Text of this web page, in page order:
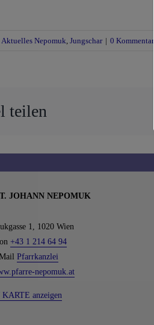
Aktuelles Nepomuk Jungschar | 0 Kommentare
teilen
JOHANN NEPOMUK
1, 1020 Wien
+43 1 214 64 94
Pfarrkanzlei
nepomuk.at
anzeigen